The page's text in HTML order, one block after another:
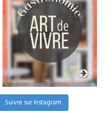
Suivre sur Instagram